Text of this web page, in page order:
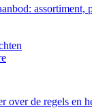
assortiment,
over de regels en